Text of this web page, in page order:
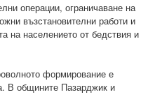
операции, ограничаване на
възстановителни работи и
на населението от бедствия и
формирование е
В общините Пазарджик и